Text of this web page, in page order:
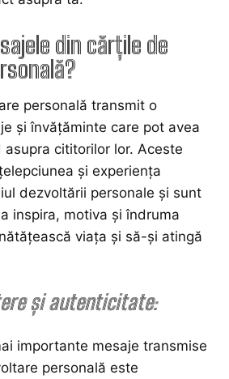
din cărțile de
personală transmit o
și învățăminte care pot avea
cititorilor lor. Aceste
și experiența
dezvoltării personale și sunt
inspira, motiva și îndruma
viața și să-și atingă
și autenticitate:
importante mesaje transmise
personală este